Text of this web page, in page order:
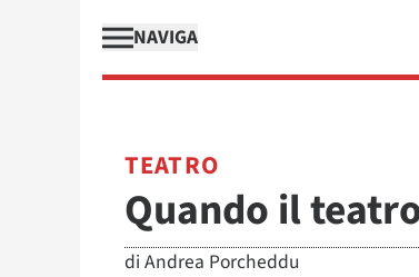
NAVIGA
TEATRO
Quando il
di Andrea Porcheddu